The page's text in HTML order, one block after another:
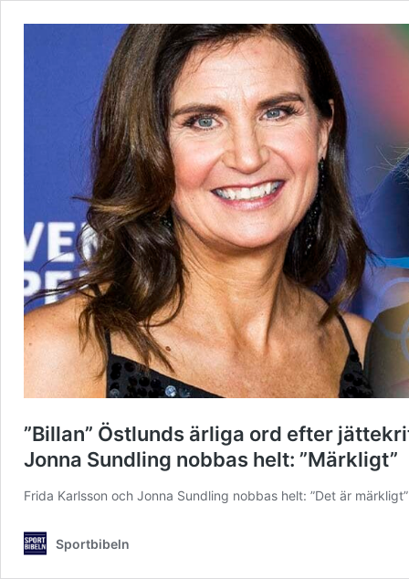
”Billan” Östlunds ärliga ord efter
Jonna Sundling nobbas helt: ”Märkligt”
Frida Karlsson och Jonna Sundling nobbas helt: ”Det är märkligt”
Sportbibeln